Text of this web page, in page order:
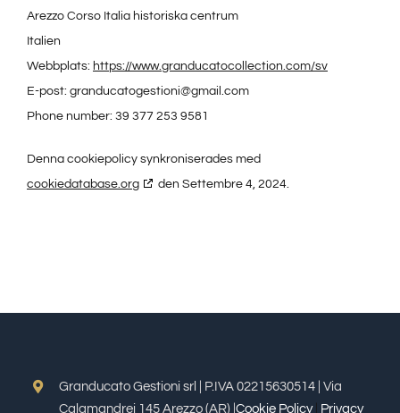
Arezzo Corso Italia historiska centrum
Italien
Webbplats: https://www.granducatocollection.com/sv
E-post: granducatogestioni@gmail.com
Phone number: 39 377 253 9581
Denna cookiepolicy synkroniserades med
cookiedatabase.org
den Settembre 4, 2024.
Granducato Gestioni srl | P.IVA 02215630514 | Via
Calamandrei 145 Arezzo (AR) | Cookie Policy| Privacy